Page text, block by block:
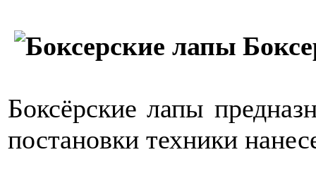
Боксёрские лапы
постановки техники